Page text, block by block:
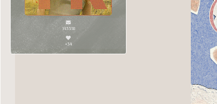
143358
+34